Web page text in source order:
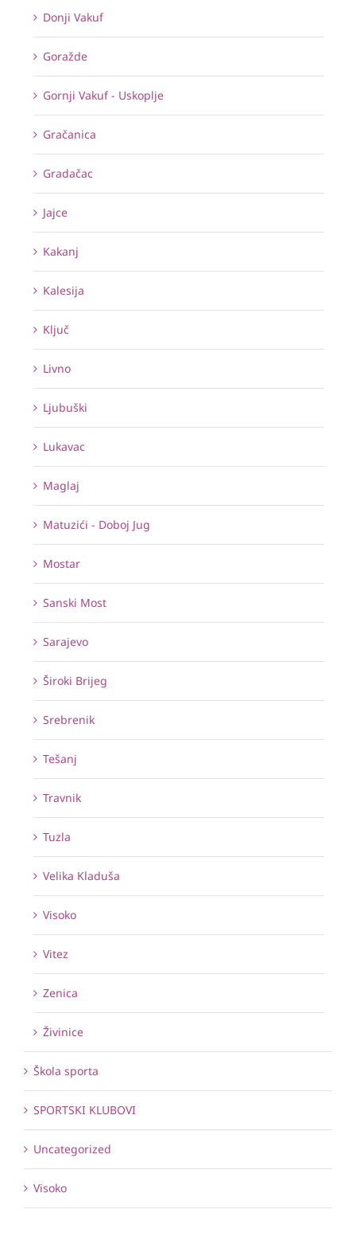
Donji Vakuf
Goražde
Gornji Vakuf - Uskoplje
Gračanica
Gradačac
Jajce
Kakanj
Kalesija
Ključ
Livno
Ljubuški
Lukavac
Maglaj
Matuzići - Doboj Jug
Mostar
Sanski Most
Sarajevo
Široki Brijeg
Srebrenik
Tešanj
Travnik
Tuzla
Velika Kladuša
Visoko
Vitez
Zenica
Živinice
Škola sporta
SPORTSKI KLUBOVI
Uncategorized
Visoko